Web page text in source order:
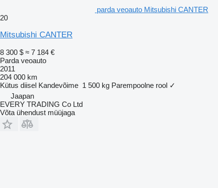
parda veoauto Mitsubishi CANTER
20
Mitsubishi CANTER
8 300 $ ≈ 7 184 €
Parda veoauto
2011
204 000 km
Kütus diisel Kandevõime 1 500 kg Parempoolne rool ✓
Jaapan
EVERY TRADING Co Ltd
Võta ühendust müüjaga